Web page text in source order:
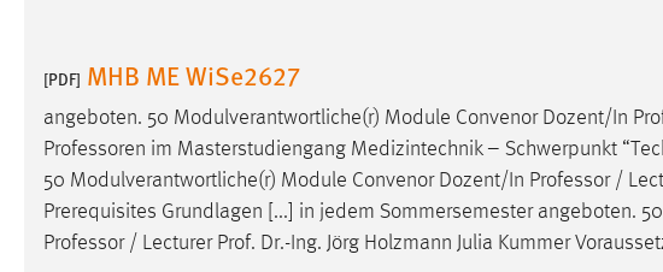
[PDF] MHB ME WiSe2627
angeboten. 50 Modulverantwortliche(r) Module Convenor Dozent/In
Professoren im Masterstudiengang Medizintechnik – Schwerpunkt
50 Modulverantwortliche(r) Module Convenor Dozent/In Professor/
Prerequisites Grundlagen [...] in jedem Sommersemester angeboten.
Professor/ Lecturer Prof. Dr.-Ing. Jörg Holzmann Julia Kummer
Cookie Laufzeit: 3 Monate
EXTERNE MEDIEN
Um Inhalte von Videoplattformen und Social Media